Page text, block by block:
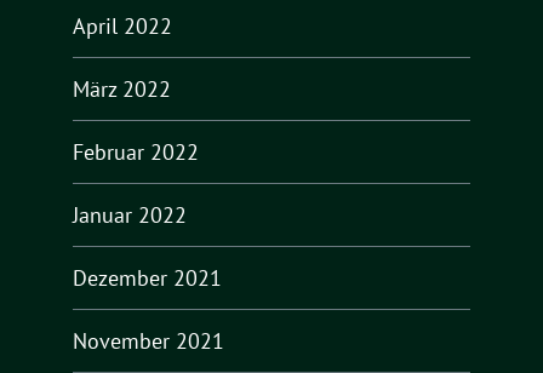
April 2022
März 2022
Februar 2022
Januar 2022
Dezember 2021
November 2021